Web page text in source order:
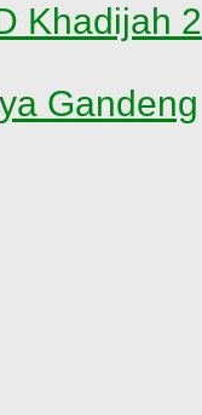
Khadijah 2
Gandeng